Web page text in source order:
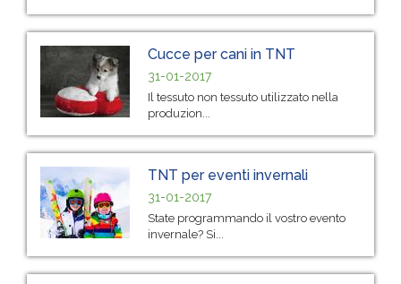
Cucce per cani in TNT
31-01-2017
Il tessuto non tessuto utilizzato nella
produzion...
TNT per eventi invernali
31-01-2017
State programmando il vostro evento
invernale? Si...